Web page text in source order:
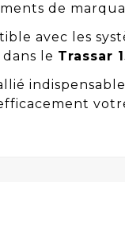
de
avec les
le Trassar